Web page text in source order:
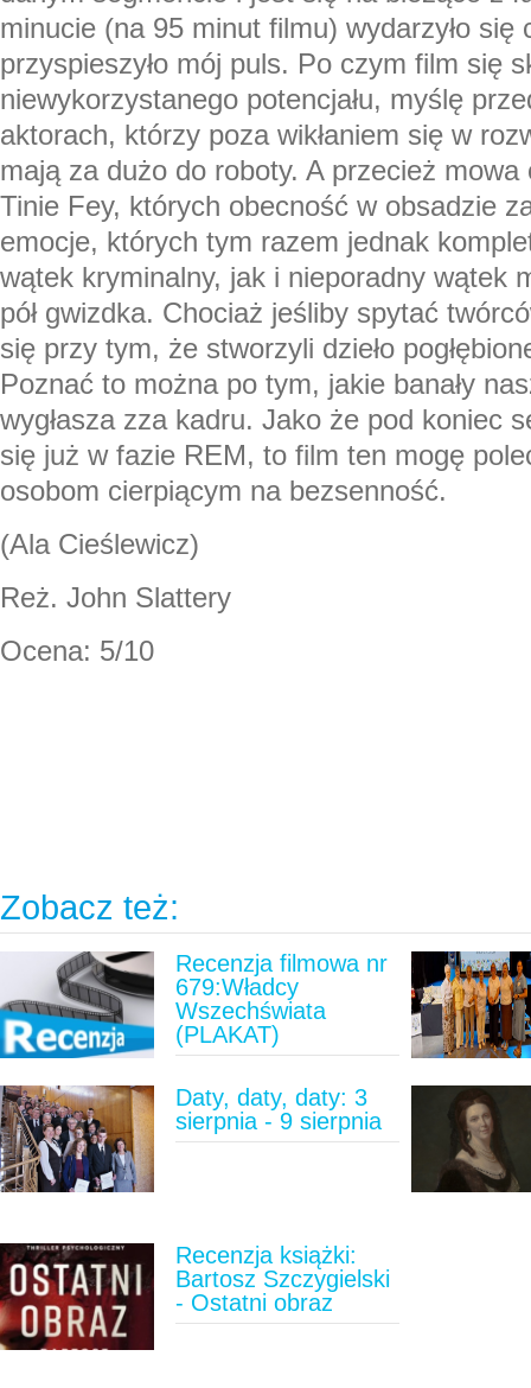
minucie (na 95 minut filmu) wydarzyło się
przyspieszyło mój puls. Po czym film się
niewykorzystanego potencjału, myślę
aktorach, którzy poza wikłaniem się w
mają za dużo do roboty. A przecież
Tinie Fey, których obecność w obsadzie
emocje, których tym razem jednak
wątek kryminalny, jak i nieporadny wątek
pół gwizdka. Chociaż jeśliby spytać
się przy tym, że stworzyli dzieło
Poznać to można po tym, jakie banały
wygłasza zza kadru. Jako że pod koniec
się już w fazie REM, to film ten mogę
osobom cierpiącym na bezsenność.
(Ala Cieślewicz)
Reż. John Slattery
Ocena: 5/10
Zobacz też:
Recenzja filmowa nr
679:Władcy
Wszechświata
(PLAKAT)
Daty, daty, daty: 3
sierpnia - 9 sierpnia
Recenzja książki:
Bartosz Szczygielski
- Ostatni obraz